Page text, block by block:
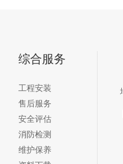
综合服务
工程安装
售后服务
安全评估
消防检测
维护保养